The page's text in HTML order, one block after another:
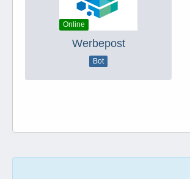
Online
Werbepost
Bot